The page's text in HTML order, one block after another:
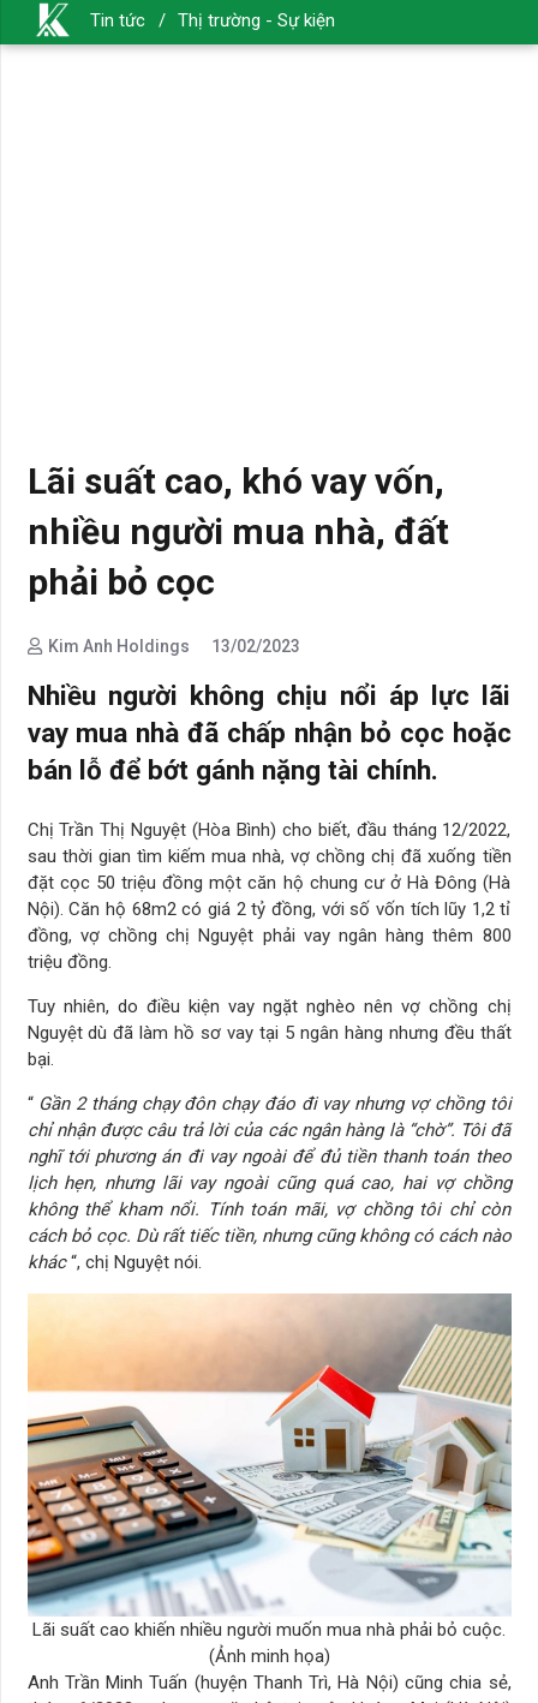
Tin tức / Thị trường - Sự kiện
Lãi suất cao, khó vay vốn,
nhiều người mua nhà, đất
phải bỏ cọc
Kim Anh Holdings 13/02/2023
Nhiều người không chịu nổi áp lực lãi
vay mua nhà đã chấp nhận bỏ cọc hoặc
bán lỗ để bớt gánh nặng tài chính.
Chị Trần Thị Nguyệt (Hòa Bình) cho biết, đầu tháng 12/2022,
sau thời gian tìm kiếm mua nhà, vợ chồng chị đã xuống tiền
đặt cọc 50 triệu đồng một căn hộ chung cư ở Hà Đông (Hà
Nội). Căn hộ 68m2 có giá 2 tỷ đồng, với số vốn tích lũy 1,2 tỉ
đồng, vợ chồng chị Nguyệt phải vay ngân hàng thêm 800
triệu đồng.
Tuy nhiên, do điều kiện vay ngặt nghèo nên vợ chồng chị
Nguyệt dù đã làm hồ sơ vay tại 5 ngân hàng nhưng đều thất
bại.
“ Gần 2 tháng chạy đôn chạy đáo đi vay nhưng vợ chồng tôi
chỉ nhận được câu trả lời của các ngân hàng là “chờ”. Tôi đã
nghĩ tới phương án đi vay ngoài để đủ tiền thanh toán theo
lịch hẹn, nhưng lãi vay ngoài cũng quá cao, hai vợ chồng
không thể kham nổi. Tính toán mãi, vợ chồng tôi chỉ còn
cách bỏ cọc. Dù rất tiếc tiền, nhưng cũng không có cách nào
khác“, chị Nguyệt nói.
Lãi suất cao khiến nhiều người muốn mua nhà phải bỏ cuộc.
(Ảnh minh họa)
Anh Trần Minh Tuấn (huyện Thanh Trì, Hà Nội) cũng chia sẻ,